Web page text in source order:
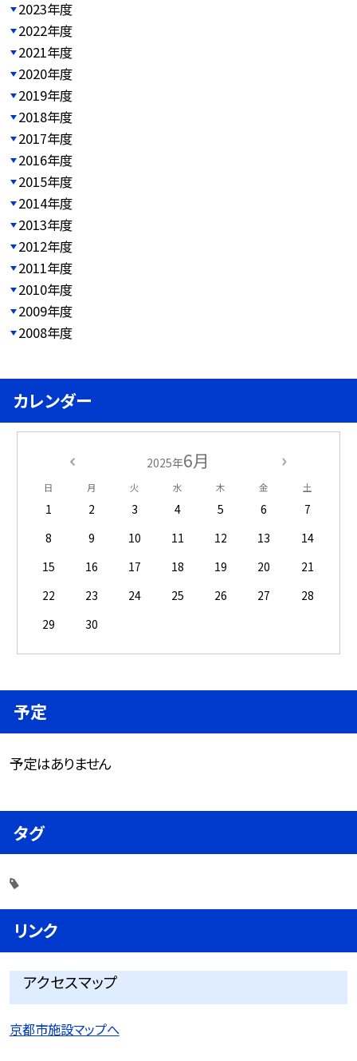
2023年度
2022年度
2021年度
2020年度
2019年度
2018年度
2017年度
2016年度
2015年度
2014年度
2013年度
2012年度
2011年度
2010年度
2009年度
2008年度
カレンダー
2025年6月
日 月 火 水 木 金 土
1 2 3 4 5 6
7
8
9 10 11 12 13
14
15
16 17 18 19 20
21
22
23 24 25 26 27
28
29
30
予定
予定はありません
タグ
リンク
アクセスマップ
京都市施設マップへ